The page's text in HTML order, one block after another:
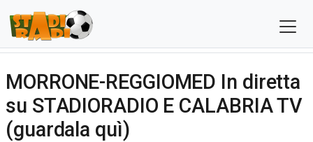
MORRONE-REGGIOMED In diretta
su STADIORADIO E CALABRIA TV
(guardala quì)